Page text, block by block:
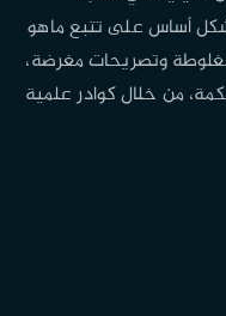
أساس على تتبع ماهو
وتصريحات مغرضة،
من خلال كوادر علمية